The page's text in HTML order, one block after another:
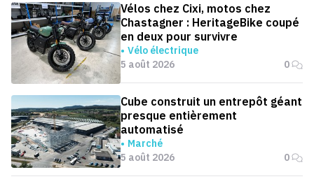
Vélos chez Cixi, motos chez
Chastagner : HeritageBike coupé
en deux pour survivre
Vélo électrique
5 août 2026
0
Cube construit un entrepôt géant
presque entièrement
automatisé
Marché
5 août 2026
0